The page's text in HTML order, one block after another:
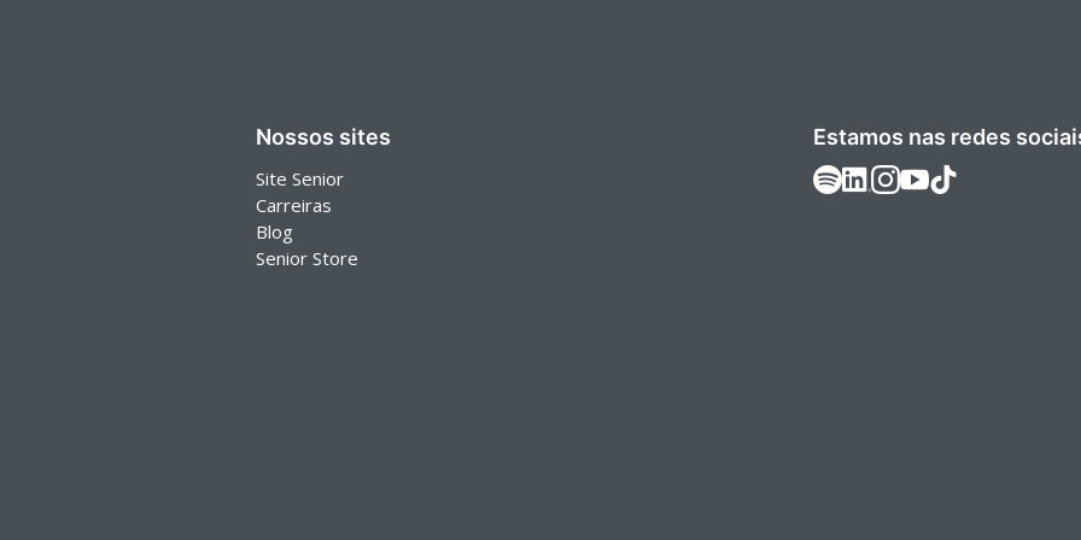
Nossos sites
Site Senior
Carreiras
Blog
Senior Store
Estamos nas redes